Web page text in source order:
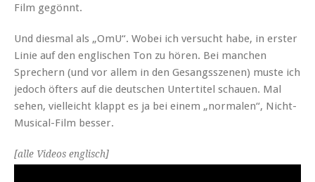
Film gegönnt.
Und dies­mal als „OmU“. Wobei ich ver­sucht habe, in erster
Lin­ie auf den englis­chen Ton zu hören. Bei manchen
Sprech­ern (und vor allem in den Gesangsszenen) muste ich
jedoch öfters auf die deutschen Unter­ti­tel schauen. Mal
sehen, vielle­icht klappt es ja bei einem „nor­malen“, Nicht-
Musi­cal-Film besser.
[alle Videos englisch]